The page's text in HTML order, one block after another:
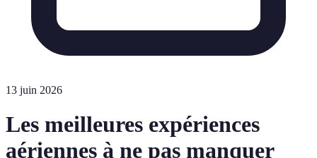
13 juin 2026
Les meilleures expériences
aériennes à ne pas manquer